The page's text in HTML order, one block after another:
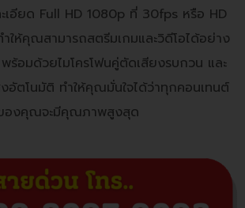
เอียด Full HD 1080p ที่ 30fps หรือ HD
ห้คุณสามารถสตรีมเกมและวิดีโอได้อย่าง
ร้อมด้วยไมโครโฟนคู่ตัดเสียงรบกวน และ
อัตโนมัติ ทำให้คุณมั่นใจได้ว่าทุกคอนเทนต์
องคุณจะมีคุณภาพสูงสุด